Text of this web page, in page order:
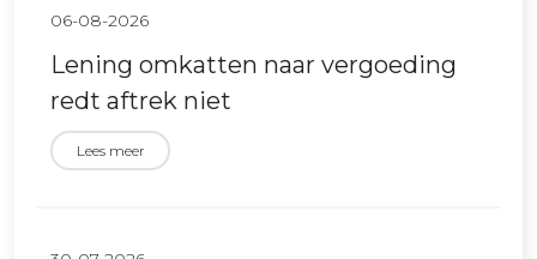
06-08-2026
Lening omkatten naar vergoeding
redt aftrek niet
Lees meer